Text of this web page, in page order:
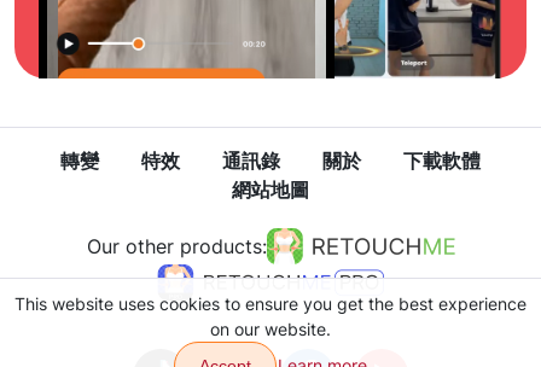
轉變 特效 通訊錄 關於
下載軟體
網站地圖
Our other products:
This website uses cookies to ensure you get the best experience
on our website.